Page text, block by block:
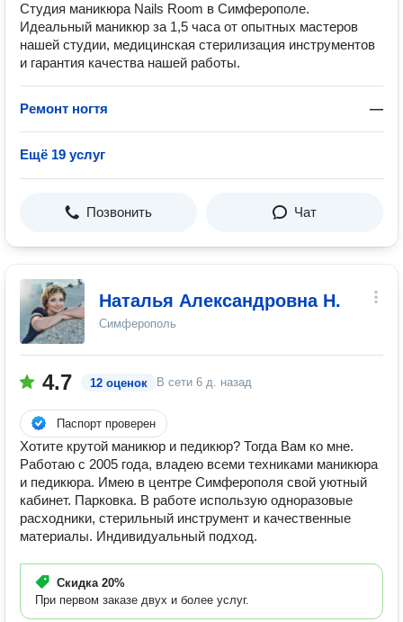
Студия маникюра Nails Room в Симферополе.
Идеальный маникюр за 1,5 часа от опытных мастеров
нашей студии, медицинская стерилизация инструментов
и гарантия качества нашей работы.
Ремонт ногтя —
Ещё 19 услуг
Позвонить Чат
Наталья Александровна Н.
Симферополь
4.7 12 оценок В сети 6 д. назад
Паспорт проверен
Хотите крутой маникюр и педикюр? Тогда Вам ко мне.
Работаю с 2005 года, владею всеми техниками маникюра
и педикюра. Имею в центре Симферополя свой уютный
кабинет. Парковка. В работе использую одноразовые
расходники, стерильный инструмент и качественные
материалы. Индивидуальный подход.
Скидка 20%
При первом заказе двух и более услуг.